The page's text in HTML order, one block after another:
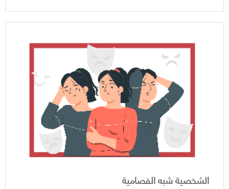
الشخصية شبه الفصامية